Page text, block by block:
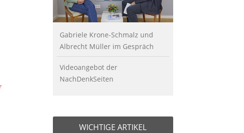
Gabriele Krone-Schmalz und
Albrecht Müller im Gespräch
Videoangebot der
NachDenkSeiten
WICHTIGE ARTIKEL